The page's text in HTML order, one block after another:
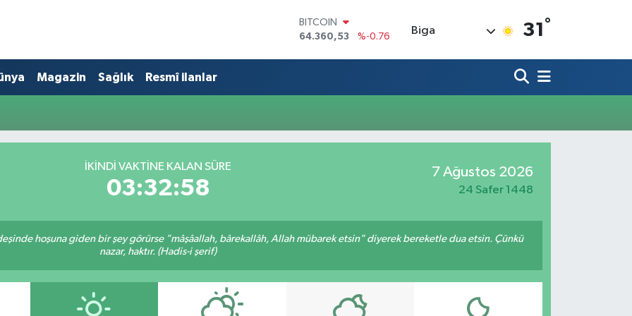
BITCOIN
64.360,53
%-0.76
55,0265
%0.01
Biga 31 °
Magazin Sağlık Resmî ilanlar
İKINDI VAKTINE KALAN SÜRE
03:32:58
7 Ağustos 2026
24 Safer 1448
hoşuna giden bir şey görürse "mâşâallah, bârekallâh, Allah mübarek etsin" diyerek bereketle dua etsin. Çünkü
nazar, haktır. (Hadis-i şerif)